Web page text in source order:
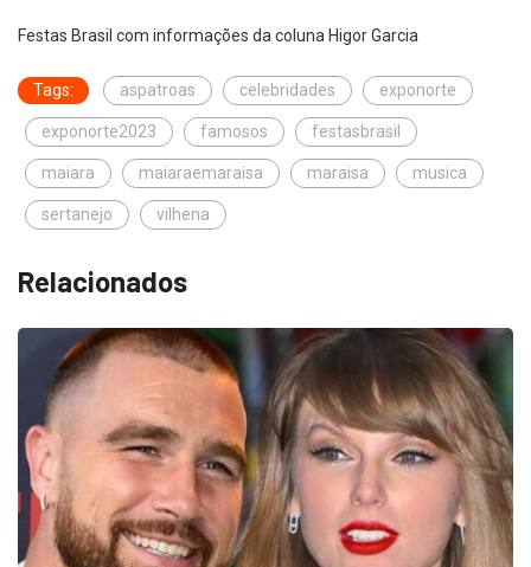
Festas Brasil com informações da coluna Higor Garcia
Tags: aspatroas celebridades exponorte
exponorte2023 famosos festasbrasil
maiara maiaraemaraisa maraisa musica
sertanejo vilhena
Relacionados